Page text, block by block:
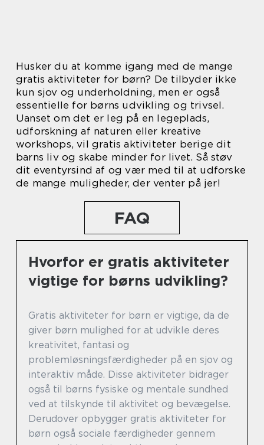
Husker du at komme igang med de mange
gratis aktiviteter for børn? De tilbyder ikke
kun sjov og underholdning, men er også
essentielle for børns udvikling og trivsel.
Uanset om det er leg på en legeplads,
udforskning af naturen eller kreative
workshops, vil gratis aktiviteter berige dit
barns liv og skabe minder for livet. Så støv
dit eventyrsind af og vær med til at udforske
de mange muligheder, der venter på jer!
FAQ
Hvorfor er gratis aktiviteter
vigtige for børns udvikling?
Gratis aktiviteter for børn er vigtige, da de
giver børn mulighed for at udvikle deres
kreativitet, fantasi og
problemløsningsfærdigheder på en sjov og
interaktiv måde. Disse aktiviteter bidrager
også til børns fysiske og mentale sundhed
ved at tilskynde til aktivitet og bevægelse.
Derudover opbygger gratis aktiviteter for
børn også sociale færdigheder gennem